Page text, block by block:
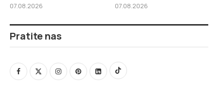
07.08.2026 07.08.2026
Pratite nas